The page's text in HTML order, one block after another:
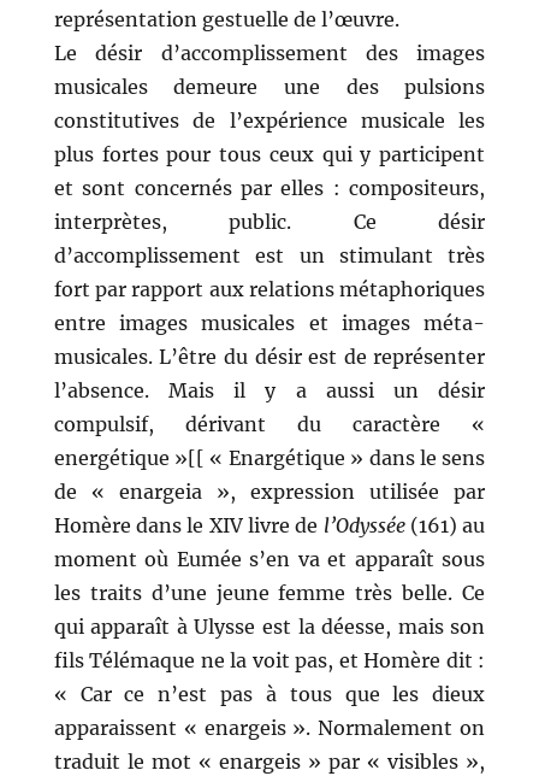
représentation gestuelle de l’œuvre.
Le désir d’accomplissement des images
musicales demeure une des pulsions
constitutives de l’expérience musicale les
plus fortes pour tous ceux qui y participent
et sont concernés par elles : compositeurs,
interprètes, public. Ce désir
d’accomplissement est un stimulant très
fort par rapport aux relations métaphoriques
entre images musicales et images méta-
musicales. L’être du désir est de représenter
l’absence. Mais il y a aussi un désir
compulsif, dérivant du caractère «
energétique »[[ « Enargétique » dans le sens
de « enargeia », expression utilisée par
Homère dans le XIV livre de l’Odyssée(161) au
moment où Eumée s’en va et apparaît sous
les traits d’une jeune femme très belle. Ce
qui apparaît à Ulysse est la déesse, mais son
fils Télémaque ne la voit pas, et Homère dit :
« Car ce n’est pas à tous que les dieux
apparaissent « enargeis ». Normalement on
traduit le mot « enargeis » par « visibles »,